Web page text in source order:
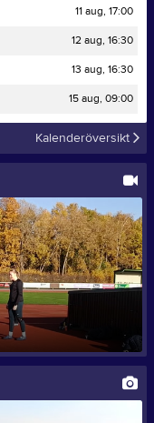
11 aug, 17:00
12 aug, 16:30
13 aug, 16:30
15 aug, 09:00
Kalenderöversikt